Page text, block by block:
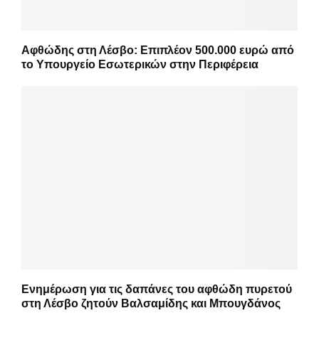
Αφθώδης στη Λέσβο: Επιπλέον 500.000 ευρώ από
το Υπουργείο Εσωτερικών στην Περιφέρεια
Ενημέρωση για τις δαπάνες του αφθώδη πυρετού
στη Λέσβο ζητούν Βαλσαμίδης και Μπουγδάνος